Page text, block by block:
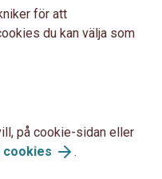
Ingår ej
för att
du kan välja som
på cookie-sidan eller
cookies .